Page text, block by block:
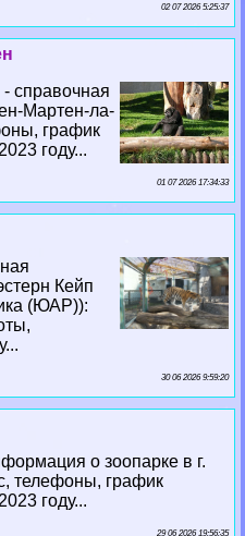
02 07 2026 5:25:37
справочная
Мартен-ла-
график
году...
01 07 2026 17:34:33
Кейп
(ЮАР)):
30 06 2026 9:59:20
о зоопарке в г.
телефоны, график
году...
29 06 2026 19:56:35